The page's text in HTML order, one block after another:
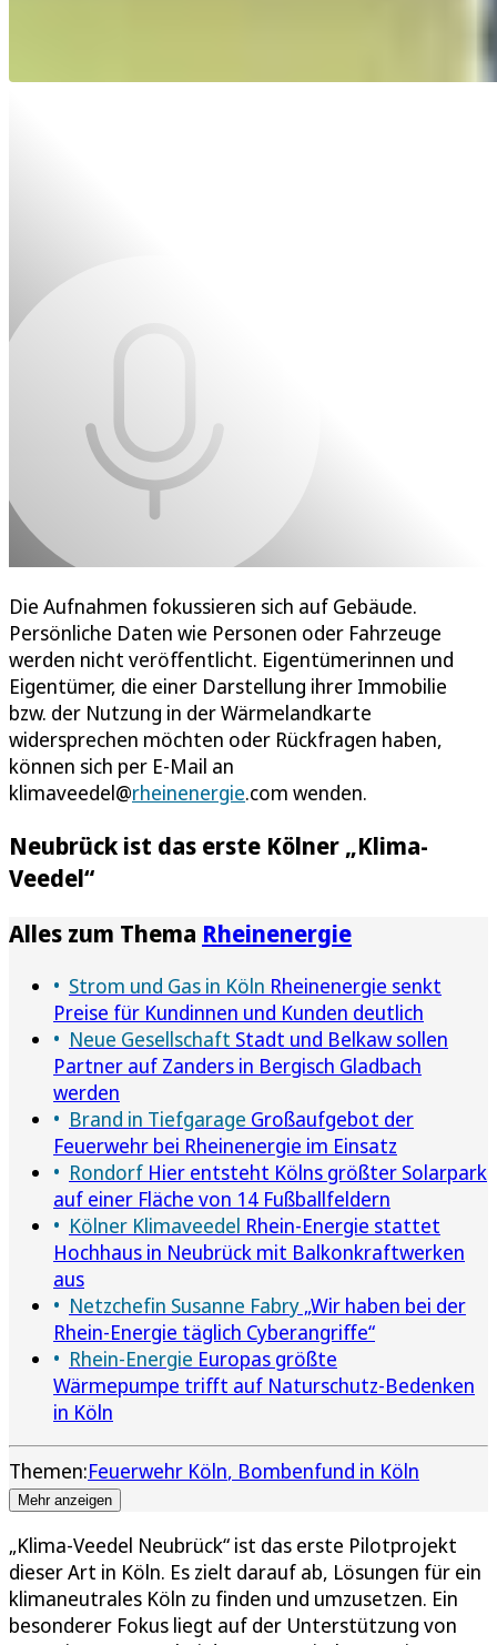
Die Aufnahmen fokussieren sich auf Gebäude.
Persönliche Daten wie Personen oder Fahrzeuge
werden nicht veröffentlicht. Eigentümerinnen und
Eigentümer, die einer Darstellung ihrer Immobilie
bzw. der Nutzung in der Wärmelandkarte
widersprechen möchten oder Rückfragen haben,
können sich per E-Mail an
klimaveedel@rheinenergie.com wenden.
Neubrück ist das erste Kölner „Klima-
Veedel“
Alles zum Thema Rheinenergie
Strom und Gas in Köln Rheinenergie senkt
Preise für Kundinnen und Kunden deutlich
Neue Gesellschaft Stadt und Belkaw sollen
Partner auf Zanders in Bergisch Gladbach
werden
Brand in Tiefgarage Großaufgebot der
Feuerwehr bei Rheinenergie im Einsatz
Rondorf Hier entsteht Kölns größter Solarpark
auf einer Fläche von 14 Fußballfeldern
Kölner Klimaveedel Rhein-Energie stattet
Hochhaus in Neubrück mit Balkonkraftwerken
aus
Netzchefin Susanne Fabry „Wir haben bei der
Rhein-Energie täglich Cyberangriffe“
Rhein-Energie Europas größte
Wärmepumpe trifft auf Naturschutz-Bedenken
in Köln
Themen:Feuerwehr Köln Bombenfund in Köln
Mehr anzeigen
„Klima-Veedel Neubrück“ ist das erste Pilotprojekt
dieser Art in Köln. Es zielt darauf ab, Lösungen für ein
klimaneutrales Köln zu finden und umzusetzen. Ein
besonderer Fokus liegt auf der Unterstützung von